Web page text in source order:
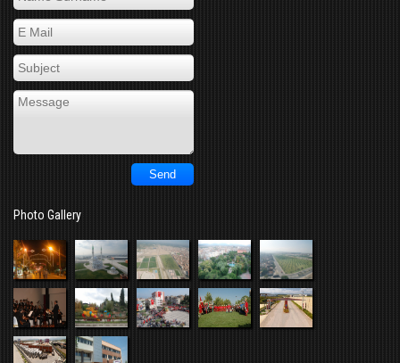
Photo Gallery